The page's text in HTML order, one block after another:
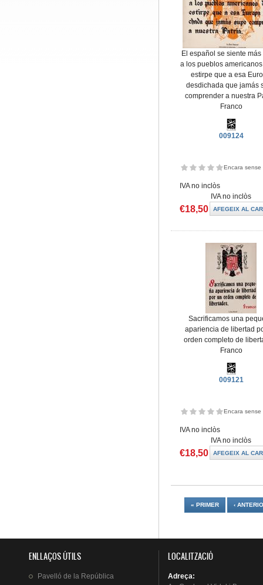
El español se siente
a los pueblos
estirpe que a esa
desdichada que jamás
comprender a nuestra
Franco
009124
Encara sense
IVA no inclòs
IVA no inclòs
€18,50
Sacrificamos una
apariencia de libertad
orden completo de
Franco
009121
Encara sense
IVA no inclòs
IVA no inclòs
€18,50
« PRIMER ‹
ENLLAÇOS ÚTILS
Pavelló de la República
LOCALITZACIÓ
Adreça: